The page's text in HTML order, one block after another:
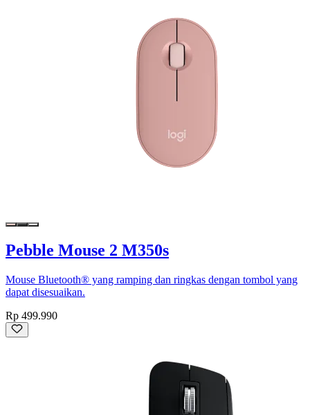
Pebble Mouse 2 M350s
Mouse Bluetooth® yang ramping dan ringkas dengan tombol yang
dapat disesuaikan.
Rp 499.990